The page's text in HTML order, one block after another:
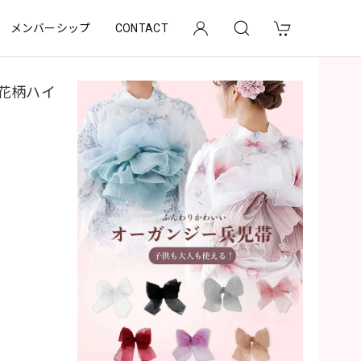
メンバーシップ CONTACT
柄ハイ